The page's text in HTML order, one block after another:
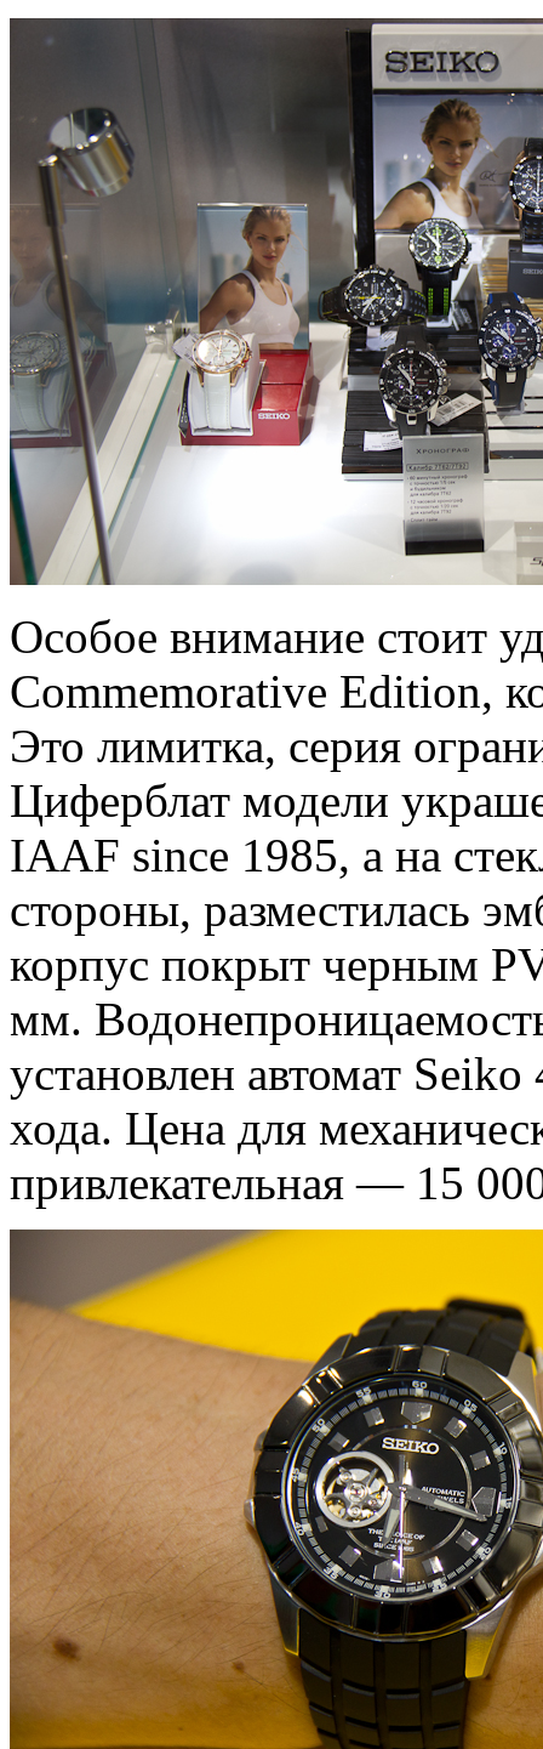
Особое внимание стоит
Commemorative Edition,
Это лимитка, серия
Циферблат модели
IAAF since 1985, а на
стороны, разместилась
корпус покрыт черным
мм.
установлен автомат
хода. Цена для
привлекательная — 15